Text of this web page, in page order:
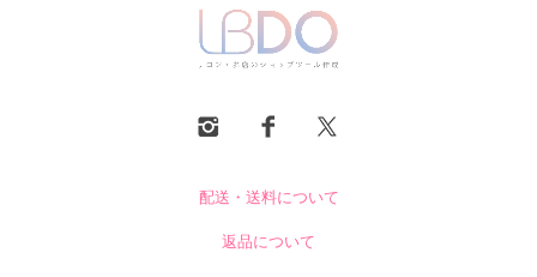
配送・送料について
返品について